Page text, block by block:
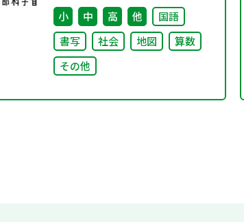
小 中 高 他
国語
書写
社会 地図
算数
その他